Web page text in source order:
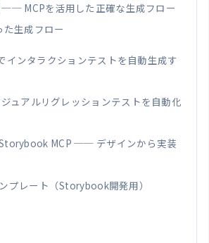
MCPを活用した正確な生成フロー
た生成フロー
インタラクションテストを自動生成す
ュアルリグレッションテストを自動化
MCP ── デザインから実装
プレート（Storybook開発用）